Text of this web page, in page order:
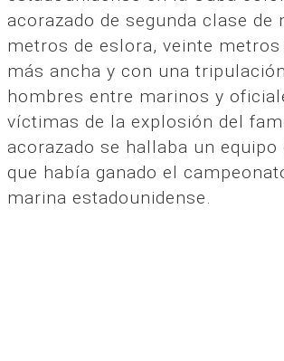
acorazado de segunda clase de
metros de eslora, veinte
más ancha y con una
hombres entre marinos y
víctimas de la explosión del
acorazado se hallaba un equipo
que había ganado el
marina estadounidense.